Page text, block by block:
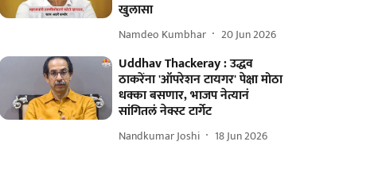
खुलासा
Namdeo Kumbhar 20 Jun 2026
Uddhav Thackeray : उद्धव
ठाकरेंना 'ऑपरेशन टायगर' पेक्षा मोठा
धक्का बसणार, भाजप नेत्यानं
सांगितलं नेक्स्ट टार्गेट
Nandkumar Joshi 18 Jun 2026